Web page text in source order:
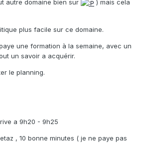
autre domaine bien sur
) mais cela
plus facile sur ce domaine.
une formation à la semaine, avec un
un savoir a acquérir.
le planning.
a 9h20 - 9h25
, 10 bonne minutes ( je ne paye pas